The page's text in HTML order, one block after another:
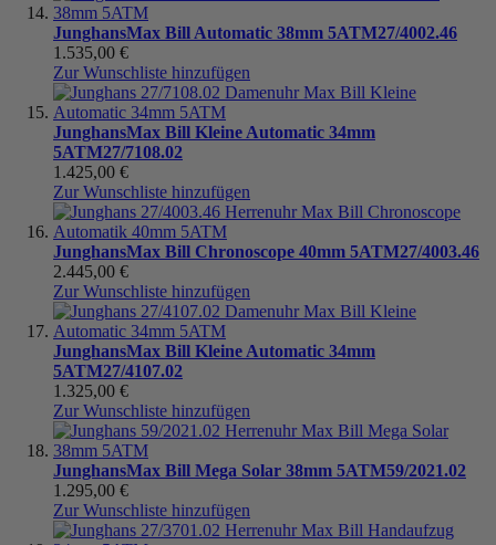
JunghansMax Bill Automatic 38mm 5ATM27/4002.46
1.535,00 €
Zur Wunschliste hinzufügen
JunghansMax Bill Kleine Automatic 34mm
5ATM27/7108.02
1.425,00 €
Zur Wunschliste hinzufügen
JunghansMax Bill Chronoscope 40mm 5ATM27/4003.46
2.445,00 €
Zur Wunschliste hinzufügen
JunghansMax Bill Kleine Automatic 34mm
5ATM27/4107.02
1.325,00 €
Zur Wunschliste hinzufügen
JunghansMax Bill Mega Solar 38mm 5ATM59/2021.02
1.295,00 €
Zur Wunschliste hinzufügen